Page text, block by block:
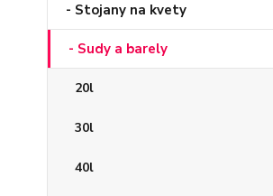
- Stojany na kvety
- Sudy a barely
20l
30l
40l